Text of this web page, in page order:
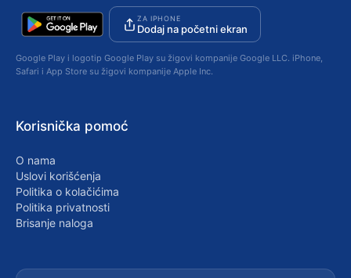
ZA IPHONE
Dodaj na početni ekran
Google Play i logotip Google Play su žigovi kompanije Google LLC. iPhone,
Safari i App Store su žigovi kompanije Apple Inc.
Korisnička pomoć
O nama
Uslovi korišćenja
Politika o kolačićima
Politika privatnosti
Brisanje naloga